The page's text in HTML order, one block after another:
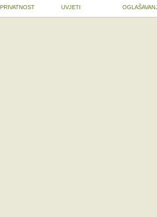
PRIVATNOST UVJETI